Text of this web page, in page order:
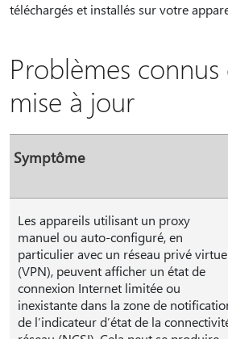
téléchargés et installés sur votre
Problèmes
mise à jour
Symptôme
Les appareils utilisant un proxy
manuel ou auto-configuré, en
particulier avec un réseau privé
(VPN), peuvent afficher un état de
connexion Internet limitée ou
inexistante dans la zone de
de l’indicateur d’état de la